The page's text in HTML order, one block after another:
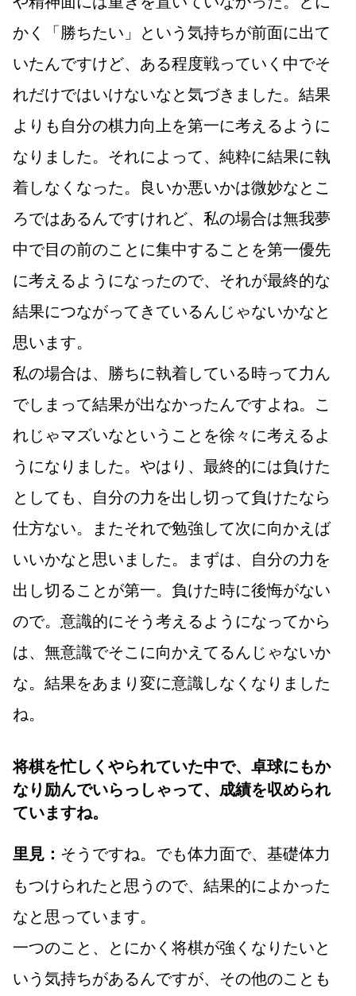
かく「勝ちたい」という気持ちが前面に出て
いたんですけど、ある程度戦っていく中でそ
れだけではいけないなと気づきました。結果
よりも自分の棋力向上を第一に考えるように
なりました。それによって、純粋に結果に執
着しなくなった。良いか悪いかは微妙なとこ
ろではあるんですけれど、私の場合は無我夢
中で目の前のことに集中することを第一優先
に考えるようになったので、それが最終的な
結果につながってきているんじゃないかなと
思います。
私の場合は、勝ちに執着している時って力ん
でしまって結果が出なかったんですよね。こ
れじゃマズいなということを徐々に考えるよ
うになりました。やはり、最終的には負けた
としても、自分の力を出し切って負けたなら
仕方ない。またそれで勉強して次に向かえば
いいかなと思いました。まずは、自分の力を
出し切ることが第一。負けた時に後悔がない
ので。意識的にそう考えるようになってから
は、無意識でそこに向かえてるんじゃないか
な。結果をあまり変に意識しなくなりました
ね。
将棋を忙しくやられていた中で、卓球にもか
なり励んでいらっしゃって、成績を収められ
ていますね。
里見： そうですね。でも体力面で、基礎体力
もつけられたと思うので、結果的によかった
なと思っています。
一つのこと、とにかく将棋が強くなりたいと
いう気持ちがあるんですが、その他のことも